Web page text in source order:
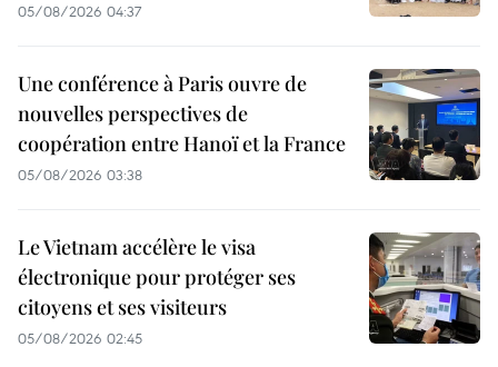
05/08/2026 04:37
Une conférence à Paris ouvre de
nouvelles perspectives de
coopération entre Hanoï et la France
05/08/2026 03:38
Le Vietnam accélère le visa
électronique pour protéger ses
citoyens et ses visiteurs
05/08/2026 02:45